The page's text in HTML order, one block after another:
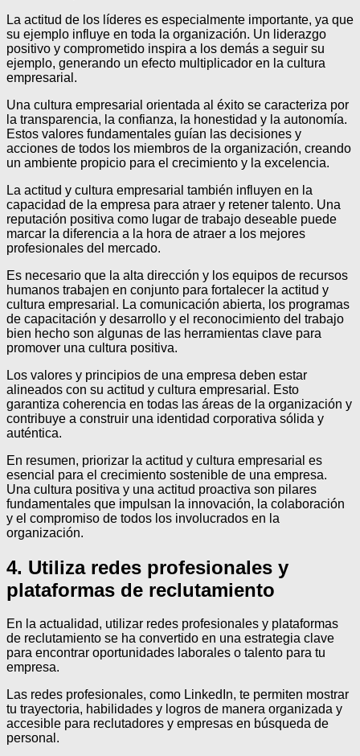
La actitud de los líderes es especialmente importante, ya que
su ejemplo influye en toda la organización. Un liderazgo
positivo y comprometido inspira a los demás a seguir su
ejemplo, generando un efecto multiplicador en la cultura
empresarial.
Una cultura empresarial orientada al éxito se caracteriza por
la transparencia, la confianza, la honestidad y la autonomía.
Estos valores fundamentales guían las decisiones y
acciones de todos los miembros de la organización, creando
un ambiente propicio para el crecimiento y la excelencia.
La actitud y cultura empresarial también influyen en la
capacidad de la empresa para atraer y retener talento. Una
reputación positiva como lugar de trabajo deseable puede
marcar la diferencia a la hora de atraer a los mejores
profesionales del mercado.
Es necesario que la alta dirección y los equipos de recursos
humanos trabajen en conjunto para fortalecer la actitud y
cultura empresarial. La comunicación abierta, los programas
de capacitación y desarrollo y el reconocimiento del trabajo
bien hecho son algunas de las herramientas clave para
promover una cultura positiva.
Los valores y principios de una empresa deben estar
alineados con su actitud y cultura empresarial. Esto
garantiza coherencia en todas las áreas de la organización y
contribuye a construir una identidad corporativa sólida y
auténtica.
En resumen, priorizar la actitud y cultura empresarial es
esencial para el crecimiento sostenible de una empresa.
Una cultura positiva y una actitud proactiva son pilares
fundamentales que impulsan la innovación, la colaboración
y el compromiso de todos los involucrados en la
organización.
4. Utiliza redes profesionales y
plataformas de reclutamiento
En la actualidad, utilizar redes profesionales y plataformas
de reclutamiento se ha convertido en una estrategia clave
para encontrar oportunidades laborales o talento para tu
empresa.
Las redes profesionales, como LinkedIn, te permiten mostrar
tu trayectoria, habilidades y logros de manera organizada y
accesible para reclutadores y empresas en búsqueda de
personal.